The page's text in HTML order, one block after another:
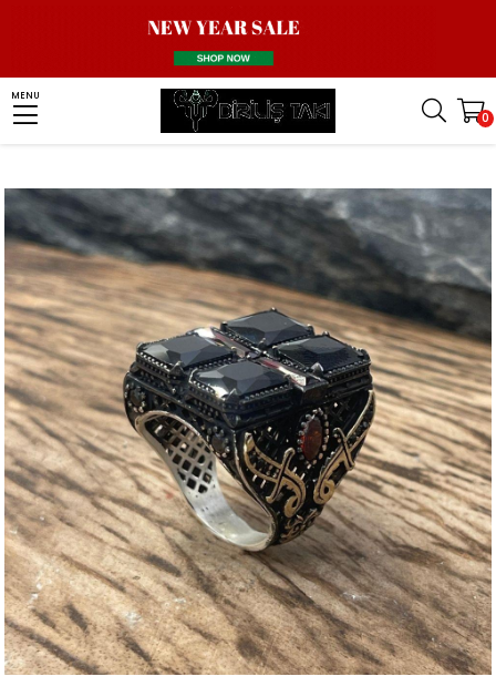
MENU
0
Men Silver Ring Stone Ring Zircon Stone Ring
Siyah Zirkon Taşlı Kılıç Detaylı Gümüş Yüzük